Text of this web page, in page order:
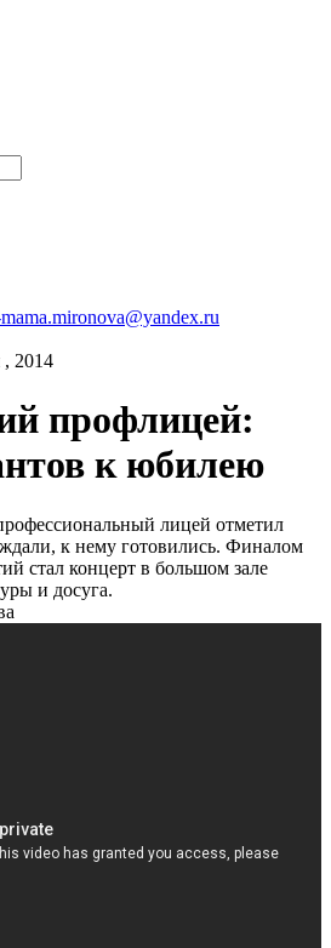
, 2014
профлицей:
к юбилею
лицей отметил
к нему готовились. Финалом
стал концерт в большом зале
и досуга.